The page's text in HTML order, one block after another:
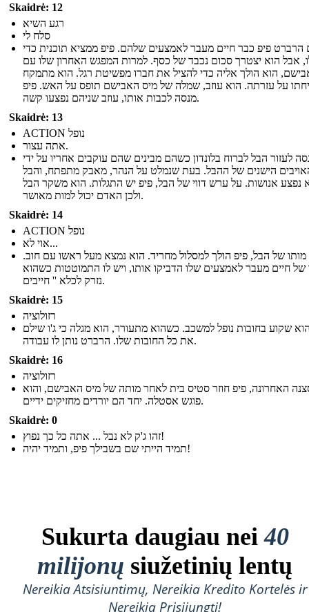
Skaidrė: 12
רגע השיא
סלח לי
הרברט פיפ כבר חיים מעבר לאמצעים שלהם. פיפ ממציא תוכנית כדי
אבל הוא יצטרך סכום נכבד של כסף. למרות המפגש האחרון שלו עם
הוא הולך אליה כדי להציל את חברו מפשיטת רגל. הוא מתמקח
על עזרתה. הוא עוזב, שמלה של מיס האבישם תופס על האש. פיפ
מנסה לכבות אותו, עוזב שניהם נפצעו קשה.
Skaidrė: 13
ACTION נופל
אתה עצור.
לעזור הבל לברוח בלונדון כשהם מבינים שהם עוקבים אחריו על ידי
הישנים של ההבל. בעת שנמלט על הנהר, מאבק מתפתח, והבל
נפצע אנושות. על ערש דווי של הבל, פיפ יש התגלות. הוא משקר הבל
ולכן האדם יכול למות מאושר.
Skaidrė: 14
ACTION נופל
אוי לא...
של הבל, פיפ הולך למסלול מחריד. הוא נמצא מעל ראשו עם חוב.
של חיים מעבר לאמצעים שלו הדביקו אותו, ויש לו התמוטטות כשהוא
נזרק לכלא '' חייבים.
Skaidrė: 15
רזולוציה
שקוע בחובות נופל למשכב. כשהוא מתעורר, הוא מגלה כי ג'ו שילם
את כל החובות שלו. הרברט נותן לו עבודה.
Skaidrė: 16
רזולוציה
האחרונה, פיפ חוזר סטיס בית לאחר מותה של מיס האבישם, והוא
פוגש אסטלה. יחד הם יורדים מחזיקים ידיים.
Skaidrė: 0
זהו ג'ק לא נבל ... אתה כל כך נפוץ!
תמיד הייתי שם בשבילך פיפ, ותמיד יהיה!
Sukurta daugiau nei40
milijonų siužetinių lentų
Nereikia Atsisiuntimų, Nereikia Kredito Kortelės ir
Nereikia Prisijungti!